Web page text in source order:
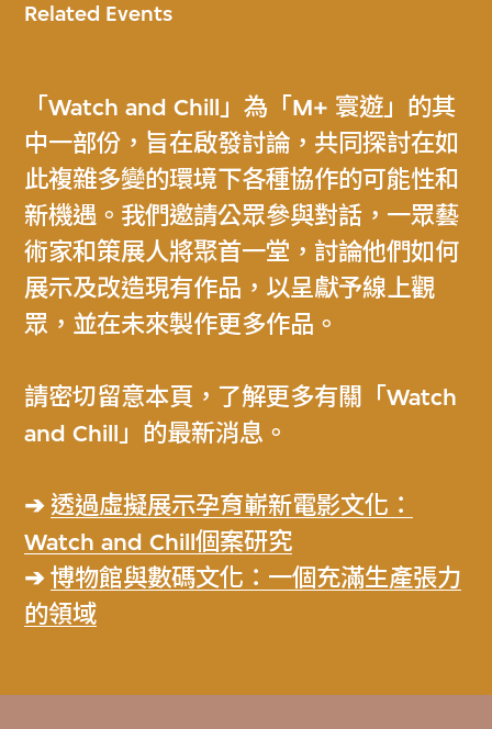
Related Events
「Watch and Chill」為「M+ 寰遊」的其
中一部份，旨在啟發討論，共同探討在如
此複雜多變的環境下各種協作的可能性和
新機遇。我們邀請公眾參與對話，一眾藝
術家和策展人將聚首一堂，討論他們如何
展示及改造現有作品，以呈獻予線上觀
眾，並在未來製作更多作品。
請密切留意本頁，了解更多有關「Watch
and Chill」的最新消息。
➔ 透過虛擬展示孕育嶄新電影文化：
Watch and Chill個案研究
➔ 博物館與數碼文化：一個充滿生產張力
的領域